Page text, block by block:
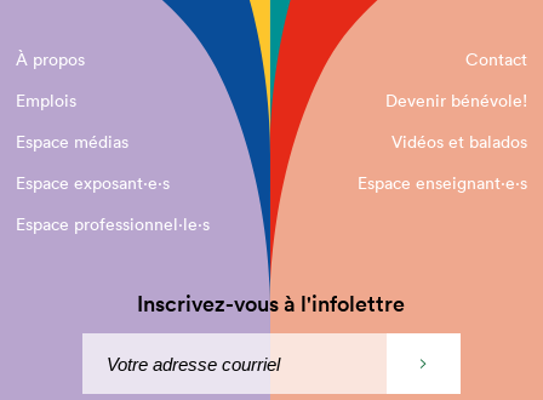
À propos
Contact
Emplois
Devenir bénévole!
Espace médias
Vidéos et balados
Espace exposant·e⋅s
Espace enseignant·e⋅s
Espace professionnel·le⋅s
Inscrivez-vous à l'infolettre